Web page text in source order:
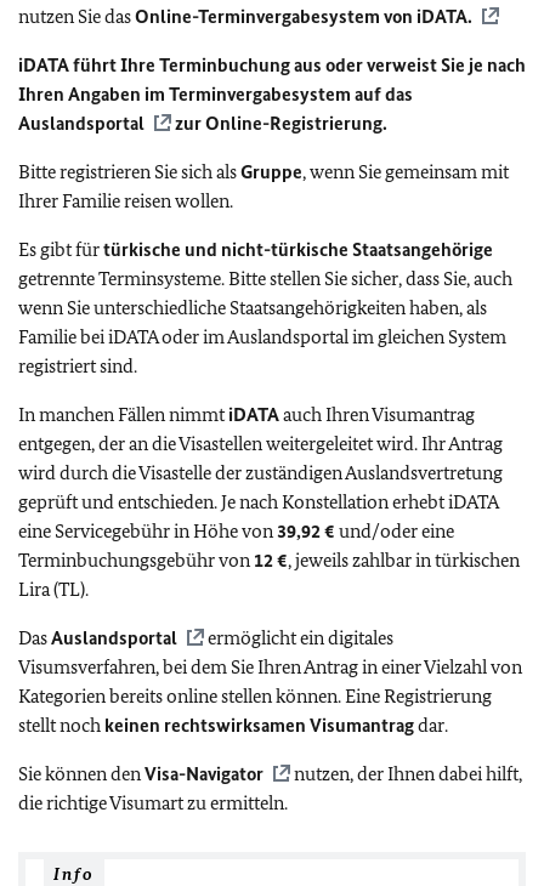
nutzen Sie dasOnline-Terminvergabesystem von iDATA.
iDATA führt Ihre Terminbuchung aus oder verweist Sie je nach
Ihren Angaben im Terminvergabesystem auf das
Auslandsportal
zur Online-Registrierung.
Bitte registrieren Sie sich alsGruppe, wenn Sie gemeinsam mit
Ihrer Familie reisen wollen.
Es gibt fürtürkische und nicht-türkische Staatsangehörige
getrennte Terminsysteme. Bitte stellen Sie sicher, dass Sie, auch
wenn Sie unterschiedliche Staatsangehörigkeiten haben, als
Familie bei iDATA oder im Auslandsportal im gleichen System
registriert sind.
In manchen Fällen nimmtiDATAauch Ihren Visumantrag
entgegen, der an die Visastellen weitergeleitet wird. Ihr Antrag
wird durch die Visastelle der zuständigen Auslandsvertretung
geprüft und entschieden. Je nach Konstellation erhebt iDATA
eine Servicegebühr in Höhe von 39,92 € und/oder eine
Terminbuchungsgebühr von 12 €, jeweils zahlbar in türkischen
Lira (TL).
DasAuslandsportal
ermöglicht ein digitales
Visumsverfahren, bei dem Sie Ihren Antrag in einer Vielzahl von
Kategorien bereits online stellen können. Eine Registrierung
stellt noch keinen rechtswirksamen Visumantragdar.
Sie können den Visa-Navigator
nutzen, der Ihnen dabei hilft,
die richtige Visumart zu ermitteln.
Info